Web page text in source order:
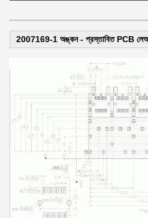
2007169-1 অঙ্কন - প্রস্তাবিত PCB